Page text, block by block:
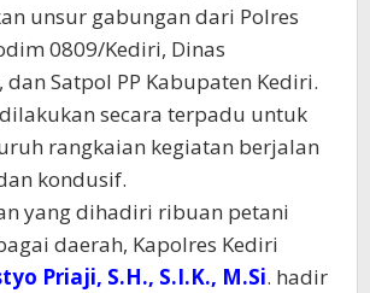
unsur gabungan dari Polres
0809/Kediri, Dinas
Satpol PP Kabupaten Kediri.
secara terpadu untuk
rangkaian kegiatan berjalan
kondusif.
yang dihadiri ribuan petani
daerah, Kapolres Kediri
Priaji, S.H., S.I.K., M.Si. hadir